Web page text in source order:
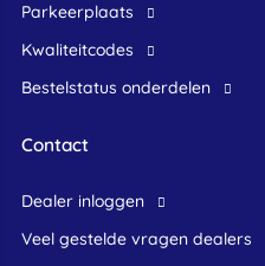
Parkeerplaats
Kwaliteitcodes
Bestelstatus onderdelen
Contact
dealer inloggen
veel gestelde vragen dealers